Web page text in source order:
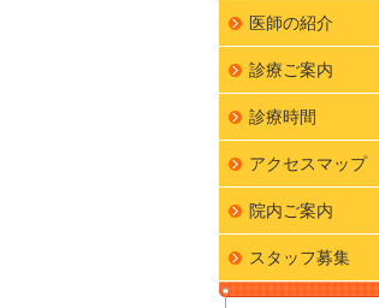
医師の紹介
診療ご案内
診療時間
アクセスマップ
院内ご案内
スタッフ募集